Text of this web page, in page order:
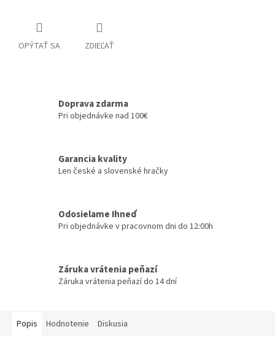
OPÝTAŤ SA ZDIEĽAŤ
Doprava zdarma
Pri objednávke nad 100€
Garancia kvality
Len české a slovenské hračky
Odosielame Ihneď
Pri objednávke v pracovnom dni do 12:00h
Záruka vrátenia peňazí
Záruka vrátenia peňazí do 14 dní
Popis Hodnotenie Diskusia